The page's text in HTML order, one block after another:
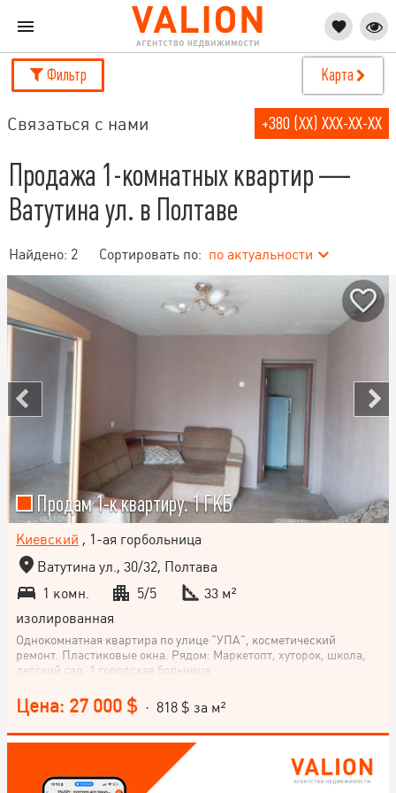
Фильтр Карта
Связаться с нами +380 (XX) XXX-XX-XX
Продажа 1-комнатных квартир —
Ватутина ул. в Полтаве
Найдено: 2 Сортировать по: по актуальности
Продам 1-к квартиру. 1 ГКБ
Киевский , 1-ая горбольница
Ватутина ул., 30/32, Полтава
1 комн.
5/5
33 м²
изолированная
Однокомнатная квартира по улице "УПА", косметический
ремонт. Пластиковые окна. Рядом: Маркетопт, хуторок, школа,
детский сад, 1 городская больница
Цена: 27 000 $ · 818 $ за м²